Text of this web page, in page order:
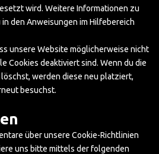
wird. Weitere Informationen zu
den Anweisungen im Hilfebereich
unsere Website möglicherweise nicht
Cookies deaktiviert sind. Wenn du die
werden diese neu platziert,
besuchst.
über unsere Cookie-Richtlinien
uns bitte mittels der folgenden